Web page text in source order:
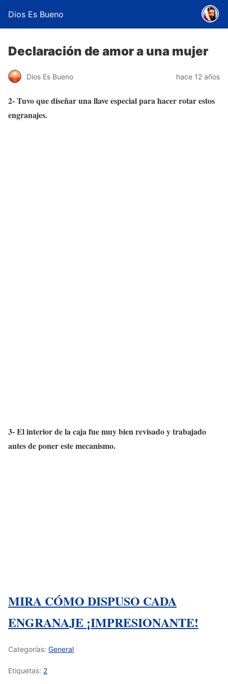
Dios Es Bueno
Declaración de amor a una mujer
Dios Es Bueno hace 12 años
2- Tuvo que diseñar una llave especial para hacer rotar estos
engranajes.
3- El interior de la caja fue muy bien revisado y trabajado
antes de poner este mecanismo.
MIRA CÓMO DISPUSO CADA
ENGRANAJE ¡IMPRESIONANTE!
Categorías: General
Etiquetas: 2